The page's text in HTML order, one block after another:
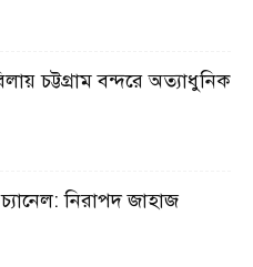
চট্টগ্রাম বন্দরে অত্যাধুনিক
নিরাপদ জাহাজ